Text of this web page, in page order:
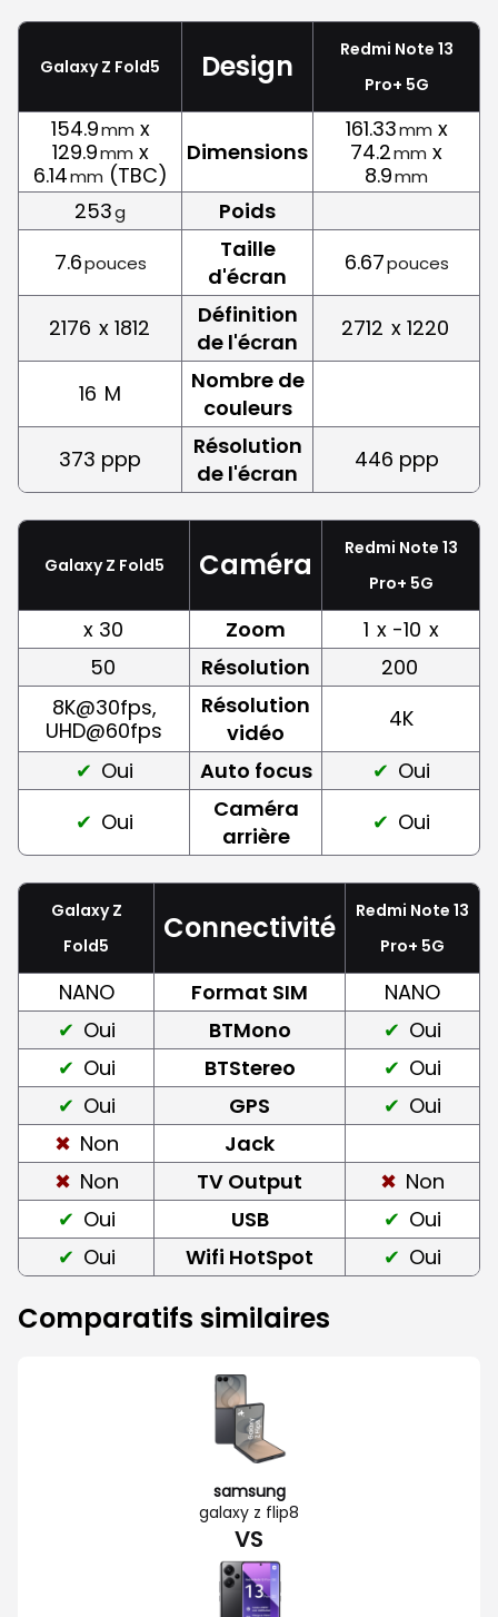
Galaxy Z Fold5 Design
Redmi Note 13
Pro+ 5G
154.9mm x
129.9mm x
6.14mm (TBC)
Dimensions
161.33mm x
74.2mm x
8.9mm
253g
Poids
7.6pouces
Taille
d'écran
6.67pouces
2176 x 1812
Définition
de l'écran
2712 x 1220
16 M
Nombre de
couleurs
373 ppp
Résolution
de l'écran
446 ppp
Galaxy Z Fold5 Caméra
Redmi Note 13
Pro+ 5G
x 30 Zoom 1 x -10 x
50
Résolution
200
8K@30fps,
UHD@60fps
Résolution
vidéo
4K
Oui
Auto focus
Oui
Oui
Caméra
arrière
Oui
Galaxy Z
Fold5
Connectivité
Redmi Note 13
Pro+ 5G
NANO Format SIM
NANO
Oui
BTMono
Oui
Oui
BTStereo
Oui
Oui
GPS
Oui
Non
Jack
Non
TV Output
Non
Oui
USB
Oui
Oui
Wifi HotSpot Oui
Comparatifs similaires
samsung
galaxy z flip8
VS